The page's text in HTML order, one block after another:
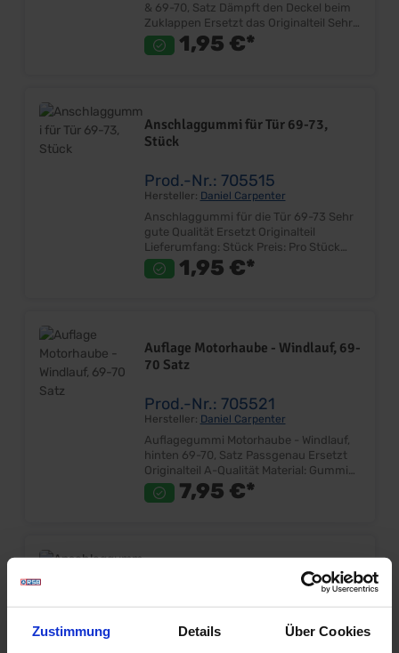
Zustimmung Details Über Cookies
& 69-70, Satz Dämpft den Deckel beim
Zuklappen Ersetzt das Originalteil Sehr
gute Qualität Lieferumfang: Stück Preis:
Pro Stück Einbauort:1,95 €*
Anschlaggummi für Tür 69-73,
Stück
Prod.-Nr.: 705515
Hersteller: Daniel Carpenter
Anschlaggummi für die Tür 69-73 Sehr
gute Qualität Ersetzt Originalteil
Lieferumfang: Stück Preis: Pro Stück
Einbauort: Stirnseite Tür Abbildung
beispielhaft! Hinweis: Es werden 2 Stück1,95 €*
Auflage Motorhaube - Windlauf, 69-
70 Satz
Prod.-Nr.: 705521
Hersteller: Daniel Carpenter
Auflagegummi Motorhaube - Windlauf,
hinten 69-70, Satz Passgenau Ersetzt
Originalteil A-Qualität Material: Gummis
mit Schrauben Farbe: Schwarz
Lieferumfang: Paar Preis: Pro Paar
7,95 €*
Handschuhfachklappe, 67-70
Prod.-Nr.: 701755